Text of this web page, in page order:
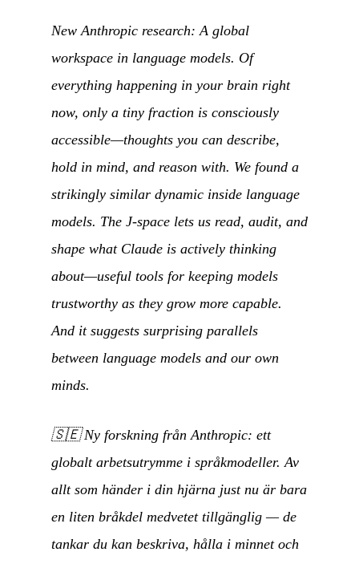
New Anthropic research: A global
workspace in language models. Of
everything happening in your brain right
now, only a tiny fraction is consciously
accessible—thoughts you can describe,
hold in mind, and reason with. We found a
strikingly similar dynamic inside language
models. The J-space lets us read, audit, and
shape what Claude is actively thinking
about—useful tools for keeping models
trustworthy as they grow more capable.
And it suggests surprising parallels
between language models and our own
minds.
🇸🇪Ny forskning från Anthropic: ett
globalt arbetsutrymme i språkmodeller. Av
allt som händer i din hjärna just nu är bara
en liten bråkdel medvetet tillgänglig — de
tankar du kan beskriva, hålla i minnet och